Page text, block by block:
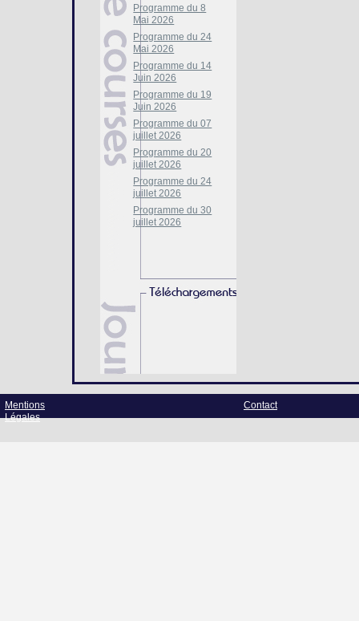
Programme du 8
Mai 2026
Programme du 24
Mai 2026
Programme du 14
Juin 2026
Programme du 19
Juin 2026
Programme du 07
juillet 2026
Programme du 20
juillet 2026
Programme du 24
juillet 2026
Programme du 30
juillet 2026
Mentions
Légales
Contact